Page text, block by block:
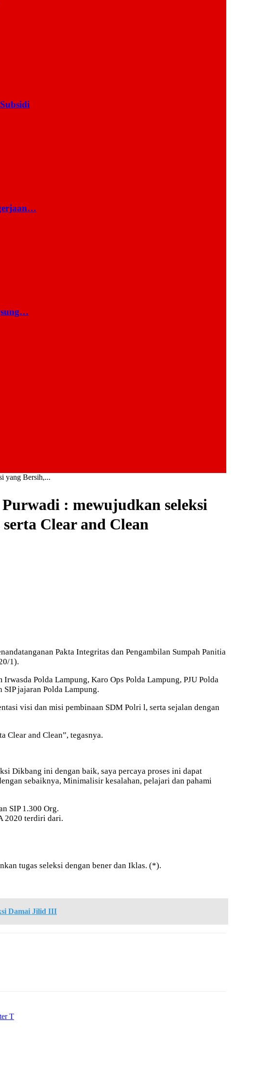
yang Bersih,...
: mewujudkan seleksi
Clear and Clean
Pakta Integritas dan Pengambilan Sumpah Panitia
1).
Polda Lampung, Karo Ops Polda Lampung, PJU Polda
SIP jajaran Polda Lampung.
visi dan misi pembinaan SDM Polri l, serta sejalan dengan
Clear and Clean”, tegasnya.
Dikbang ini dengan baik, saya percaya proses ini dapat
sebaiknya, Minimalisir kesalahan, pelajari dan pahami
SIP 1.300 Org.
2020 terdiri dari.
tugas seleksi dengan bener dan Iklas. (*).
Damai Jilid III
T